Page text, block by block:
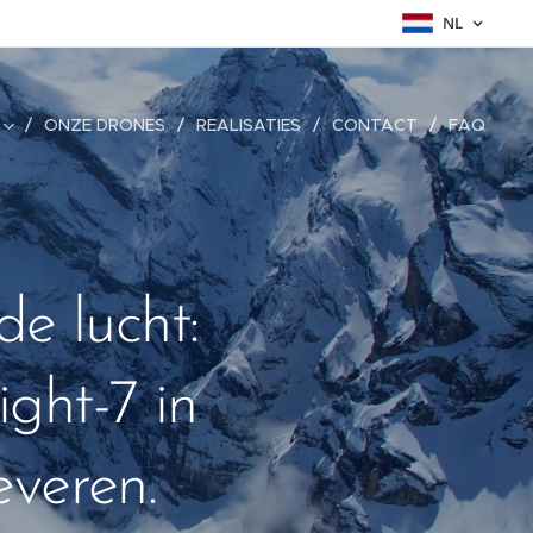
NL
ONZE DRONES REALISATIES CONTACT FAQ
lucht:
7 in